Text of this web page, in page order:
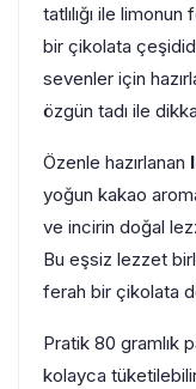
tatlılığı ile
bir çikolata
sevenler için
özgün tadı ile
Özenle hazırlanan
yoğun kakao
ve incirin doğal
Bu eşsiz lezzet
ferah bir çikolata
Pratik 80 gramlık
kolayca